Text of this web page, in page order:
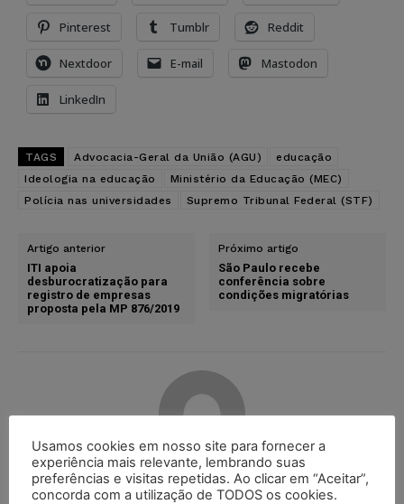
Pinterest Tumblr Reddit
Nextdoor E-mail Mastodon
LinkedIn
TAGS Advocacia-Geral da União (AGU)
educação
Ideologia na educação
Ministério da Educação (MEC)
Polícia nas universidades
Supremo Tribunal Federal (STF)
Artigo anterior
ITI apoia
desburocratização para
registro de empresas
proposta pela MP 876/2019
Próximo artigo
São Paulo recebe
conferência sobre
condições migratórias
Rakal Daddio
Usamos cookies em nosso site para fornecer a
experiência mais relevante, lembrando suas
preferências e visitas repetidas. Ao clicar em “Aceitar”,
concorda com a utilização de TODOS os cookies.